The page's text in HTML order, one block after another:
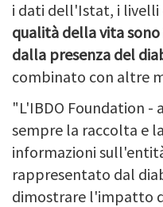
i dati dell'Istat, i livelli
qualità della vita
dalla presenza del
combinato con altre
"L'IBDO Foundation -
sempre la raccolta e
informazioni
rappresentato dal
dimostrare l'impatto